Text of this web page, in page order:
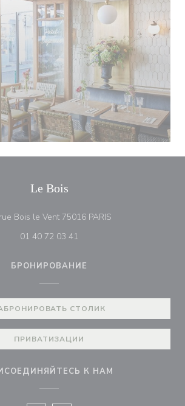
Le Bois
Bois le Vent 75016 PARIS
01 40 72 03 41
БРОНИРОВАНИЕ
СТОЛИК
ПРИВАТИЗАЦИИ
К НАМ